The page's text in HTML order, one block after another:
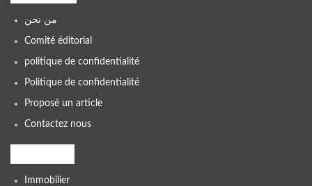
من نحن
Comité éditorial
politique de confidentialité
Politique de confidentialité
Proposé un article
Contactez nous
Immobilier